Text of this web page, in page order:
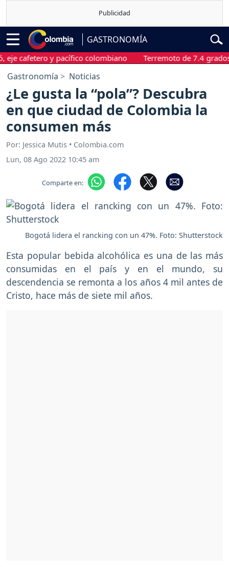
GASTRONOMÍA
y pacífico colombiano Terremoto de 7.4 grados
Gastronomía Noticias
¿Le gusta la “pola”? Descubra
en que ciudad de Colombia la
consumen más
Por: Jessica Mutis • Colombia.com
Lun, 08 Ago 2022 10:45 am
Comparte en:
Bogotá lidera el rancking con un 47%. Foto: Shutterstock
Esta popular bebida alcohólica es una de las más
consumidas en el país y en el mundo, su
descendencia se remonta a los años 4 mil antes de
Cristo, hace más de siete mil años.